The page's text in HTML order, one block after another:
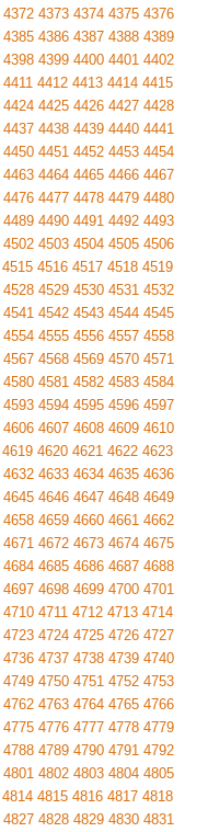
4372 4373 4374 4375 4376
4385 4386 4387 4388 4389
4398 4399 4400 4401 4402
4411 4412 4413 4414 4415
4424 4425 4426 4427 4428
4437 4438 4439 4440 4441
4450 4451 4452 4453 4454
4463 4464 4465 4466 4467
4476 4477 4478 4479 4480
4489 4490 4491 4492 4493
4502 4503 4504 4505 4506
4515 4516 4517 4518 4519
4528 4529 4530 4531 4532
4541 4542 4543 4544 4545
4554 4555 4556 4557 4558
4567 4568 4569 4570 4571
4580 4581 4582 4583 4584
4593 4594 4595 4596 4597
4606 4607 4608 4609 4610
4619 4620 4621 4622 4623
4632 4633 4634 4635 4636
4645 4646 4647 4648 4649
4658 4659 4660 4661 4662
4671 4672 4673 4674 4675
4684 4685 4686 4687 4688
4697 4698 4699 4700 4701
4710 4711 4712 4713 4714
4723 4724 4725 4726 4727
4736 4737 4738 4739 4740
4749 4750 4751 4752 4753
4762 4763 4764 4765 4766
4775 4776 4777 4778 4779
4788 4789 4790 4791 4792
4801 4802 4803 4804 4805
4814 4815 4816 4817 4818
4827 4828 4829 4830 4831